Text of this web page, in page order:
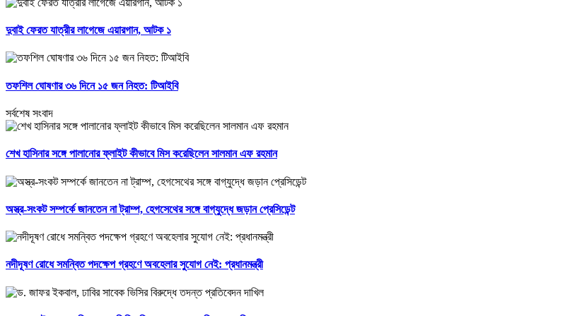
দুবাই ফেরত যাত্রীর লাগেজে এয়ারগান, আটক ১
তফশিল ঘোষণার ৩৬ দিনে ১৫ জন নিহত: টিআইবি
সর্বশেষ সংবাদ
শেখ হাসিনার সঙ্গে পালানোর ফ্লাইট কীভাবে মিস করেছিলেন সালমান এফ রহমান
অস্ত্র-সংকট সম্পর্কে জানতেন না ট্রাম্প, হেগসেথের সঙ্গে বাগ্‌যুদ্ধে জড়ান প্রেসিডেন্ট
নদীদূষণ রোধে সমন্বিত পদক্ষেপ গ্রহণে অবহেলার সুযোগ নেই: প্রধানমন্ত্রী